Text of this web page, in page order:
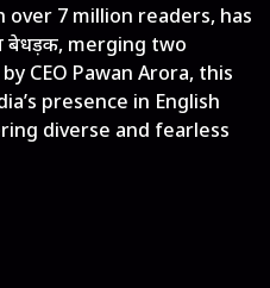
over 7 million readers, has
बेधड़क, merging two
CEO Pawan Arora, this
presence in English
diverse and fearless